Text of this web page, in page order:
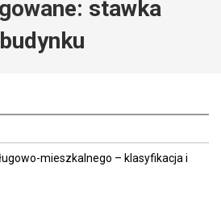
stawka
mieszkalnego – klasyfikacja i